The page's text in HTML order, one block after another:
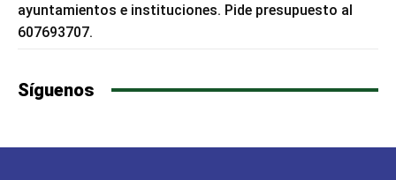
ayuntamientos e instituciones. Pide presupuesto al
607693707.
Síguenos